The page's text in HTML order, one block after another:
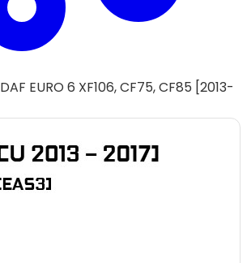
DAF EURO 6 XF106, CF75, CF85 [2013-